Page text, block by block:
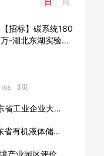
【招标】碳系统180
万-湖北东湖实验室
竞争性磋商
168 3页
【政策】3、广东省工业企业大气污染物排放管理分级评估技术指南（石灰制造行业）
【政策】7、广东省有机液体储罐和装载挥发性有机物排放与治理情况排查技术指引.pdf
低碳（零碳）环境产业园区评价技术标准（征求意见稿）